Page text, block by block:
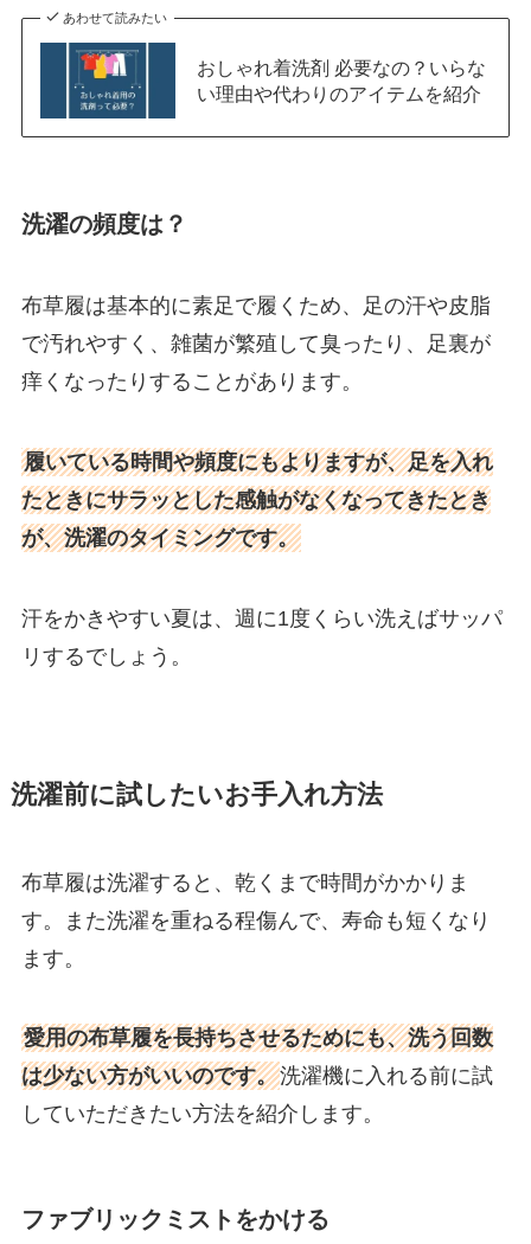
あわせて読みたい
おしゃれ着洗剤 必要なの？いらな
い理由や代わりのアイテムを紹介
洗濯の頻度は？
布草履は基本的に素足で履くため、足の汗や皮脂
で汚れやすく、雑菌が繁殖して臭ったり、足裏が
痒くなったりすることがあります。
履いている時間や頻度にもよりますが、足を入れ
たときにサラッとした感触がなくなってきたとき
が、洗濯のタイミングです。
汗をかきやすい夏は、週に1度くらい洗えばサッパ
リするでしょう。
洗濯前に試したいお手入れ方法
布草履は洗濯すると、乾くまで時間がかかりま
す。また洗濯を重ねる程傷んで、寿命も短くなり
ます。
愛用の布草履を長持ちさせるためにも、洗う回数
は少ない方がいいのです。洗濯機に入れる前に試
していただきたい方法を紹介します。
ファブリックミストをかける